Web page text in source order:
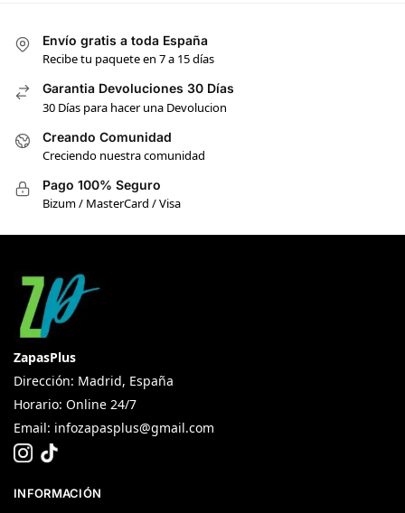
Envío gratis a toda España
Recibe tu paquete en 7 a 15 días
Garantia Devoluciones 30 Días
30 Días para hacer una Devolucion
Creando Comunidad
Creciendo nuestra comunidad
Pago 100% Seguro
Bizum / MasterCard / Visa
ZapasPlus
Dirección: Madrid, España
Horario: Online 24/7
Email: infozapasplus@gmail.com
INFORMACIÓN